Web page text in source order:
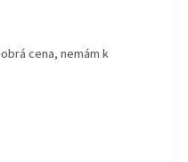
of 5 stars.
cena, nemám k
of 5 stars.